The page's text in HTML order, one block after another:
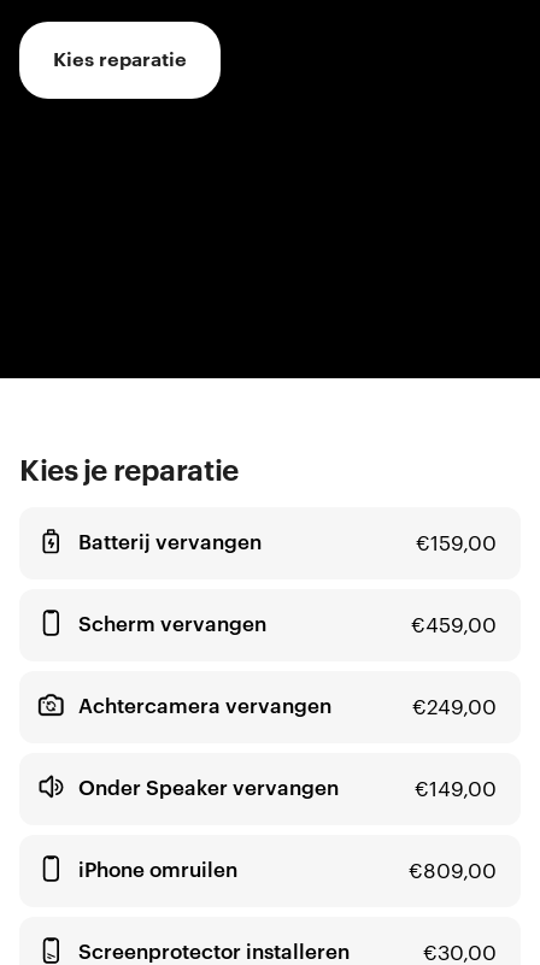
Kies reparatie
Kies je reparatie
Batterij vervangen €159,00
Scherm vervangen €459,00
Achtercamera vervangen €249,00
Onder Speaker vervangen €149,00
iPhone omruilen €809,00
Screenprotector installeren €30,00